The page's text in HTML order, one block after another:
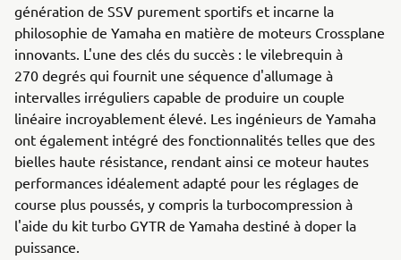
génération de SSV purement sportifs et incarne la
philosophie de Yamaha en matière de moteurs Crossplane
innovants. L'une des clés du succès : le vilebrequin à
270 degrés qui fournit une séquence d'allumage à
intervalles irréguliers capable de produire un couple
linéaire incroyablement élevé. Les ingénieurs de Yamaha
ont également intégré des fonctionnalités telles que des
bielles haute résistance, rendant ainsi ce moteur hautes
performances idéalement adapté pour les réglages de
course plus poussés, y compris la turbocompression à
l'aide du kit turbo GYTR de Yamaha destiné à doper la
puissance.